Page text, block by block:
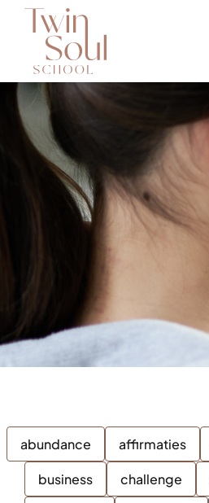
abundance affirmaties
business challenge